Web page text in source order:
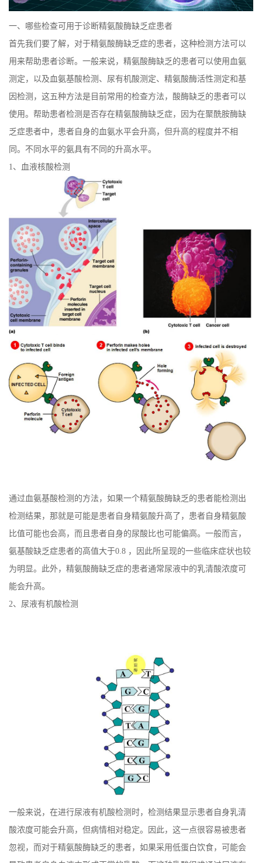
一、哪些检查可用于诊断精氨酸酶缺乏症患者
首先我们要了解，对于精氨酸酶缺乏症的患者，这种检测方法可以
用来帮助患者诊断。一般来说，精氨酸酶缺乏的患者可以使用血氨
测定，以及血氨基酸检测、尿有机酸测定、精氨酸酶活性测定和基
因检测，这五种方法是目前常用的检查方法，酸酶缺乏的患者可以
使用。帮助患者检测是否存在精氨酸酶缺乏症，因为在聚酰胺酶缺
乏症患者中，患者自身的血氨水平会升高，但升高的程度并不相
同。不同水平的氨具有不同的升高水平。
1、血液核酸检测
通过血氨基酸检测的方法，如果一个精氨酸酶缺乏的患者能检测出
检测结果，那就是可能是患者自身精氨酸升高了，患者自身精氨酸
比值可能也会高，而且患者自身的尿酸比也可能偏高。一般而言，
氨基酸缺乏症患者的高值大于0.8 ，因此所呈现的一些临床症状也较
为明显。此外，精氨酸酶缺乏症的患者通常尿液中的乳清酸浓度可
能会升高。
2、尿液有机酸检测
一般来说，在进行尿液有机酸检测时，检测结果显示患者自身乳清
酸浓度可能会升高，但病情相对稳定。因此，这一点很容易被患者
忽视，而对于精氨酸酶缺乏的患者，如果采用低蛋白饮食，可能会